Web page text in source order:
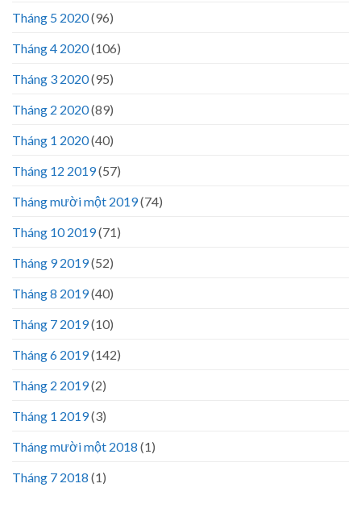
Tháng 5 2020(96)
Tháng 4 2020(106)
Tháng 3 2020(95)
Tháng 2 2020(89)
Tháng 1 2020(40)
Tháng 12 2019(57)
Tháng mười một 2019(74)
Tháng 10 2019(71)
Tháng 9 2019(52)
Tháng 8 2019(40)
Tháng 7 2019(10)
Tháng 6 2019(142)
Tháng 2 2019(2)
Tháng 1 2019(3)
Tháng mười một 2018 (1)
Tháng 7 2018 (1)